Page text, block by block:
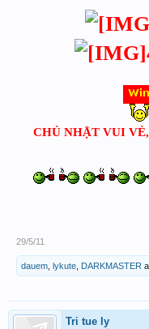
CHỦ NHẬT VUI
29/5/11
dauem lykute DARKMASTER
Tri tue ly